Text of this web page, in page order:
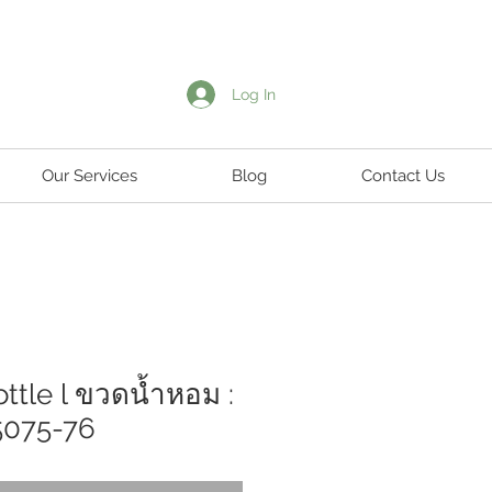
Log In
Our Services Blog Contact Us
l ขวดน้ำหอม :
76